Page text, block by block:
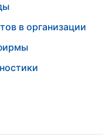
в организации